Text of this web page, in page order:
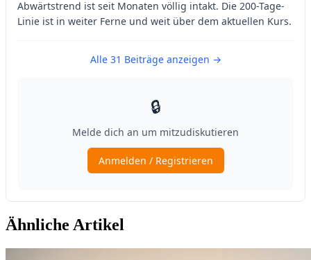
Ähnliche Artikel